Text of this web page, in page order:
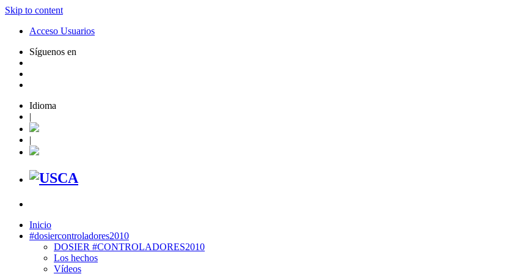
Skip to content
Acceso Usuarios
Síguenos en
Idioma
|
|
Inicio
#dosiercontroladores2010
DOSIER #CONTROLADORES2010
Los hechos
Vídeos